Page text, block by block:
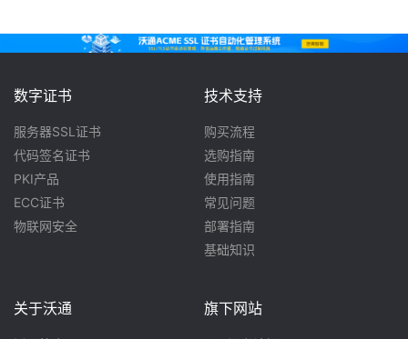
数字证书
服务器SSL证书
代码签名证书
PKI产品
ECC证书
物联网安全
技术支持
购买流程
选购指南
使用指南
常见问题
部署指南
基础知识
关于沃通 旗下网站